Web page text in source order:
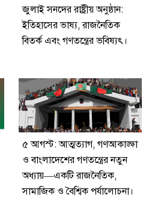
জুলাই সনদের রাষ্ট্রীয় অনুষ্ঠান:
ইতিহাসের ভাষ্য, রাজনৈতিক
বিতর্ক এবং গণতন্ত্রের ভবিষ্যৎ।
৫ আগস্ট: আত্মত্যাগ, গণআকাঙ্ক্ষা
ও বাংলাদেশের গণতন্ত্রের নতুন
অধ্যায়—একটি রাজনৈতিক,
সামাজিক ও বৈশ্বিক পর্যালোচনা।